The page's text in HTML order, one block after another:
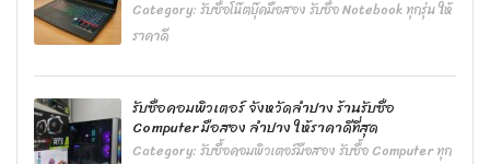
Category:รับซื้อโน๊ตบุ๊คมือสอง รับซื้อ Notebook ทุกรุ่น ให้
ราคาดี
รับซื้อคอมพิวเตอร์ จังหวัดลำปาง ร้านรับซื้อ
Computer มือสอง ลำปาง ให้ราคาดีที่สุด
Category:รับซื้อคอมพิวเตอร์มือสอง รับซื้อ Computer ทุก